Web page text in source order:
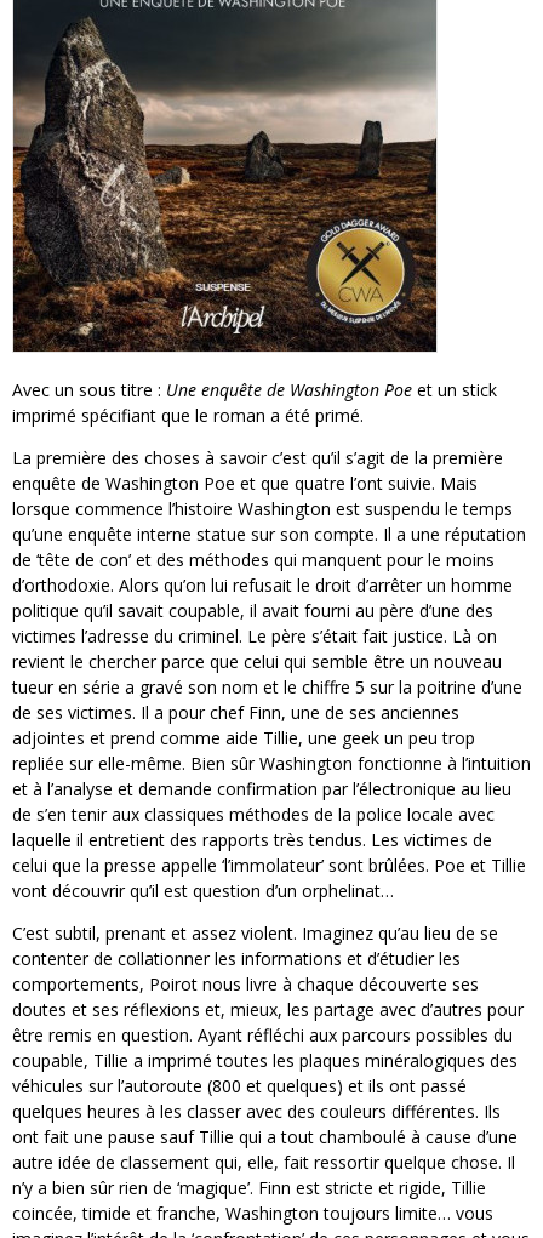
Avec un sous titre : Une enquête de Washington Poe et un stick
imprimé spécifiant que le roman a été primé.
La première des choses à savoir c’est qu’il s’agit de la première
enquête de Washington Poe et que quatre l’ont suivie. Mais
lorsque commence l’histoire Washington est suspendu le temps
qu’une enquête interne statue sur son compte. Il a une réputation
de ‘tête de con’ et des méthodes qui manquent pour le moins
d’orthodoxie. Alors qu’on lui refusait le droit d’arrêter un homme
politique qu’il savait coupable, il avait fourni au père d’une des
victimes l’adresse du criminel. Le père s’était fait justice. Là on
revient le chercher parce que celui qui semble être un nouveau
tueur en série a gravé son nom et le chiffre 5 sur la poitrine d’une
de ses victimes. Il a pour chef Finn, une de ses anciennes
adjointes et prend comme aide Tillie, une geek un peu trop
repliée sur elle-même. Bien sûr Washington fonctionne à l’intuition
et à l’analyse et demande confirmation par l’électronique au lieu
de s’en tenir aux classiques méthodes de la police locale avec
laquelle il entretient des rapports très tendus. Les victimes de
celui que la presse appelle ‘l’immolateur’ sont brûlées. Poe et Tillie
vont découvrir qu’il est question d’un orphelinat…
C’est subtil, prenant et assez violent. Imaginez qu’au lieu de se
contenter de collationner les informations et d’étudier les
comportements, Poirot nous livre à chaque découverte ses
doutes et ses réflexions et, mieux, les partage avec d’autres pour
être remis en question. Ayant réfléchi aux parcours possibles du
coupable, Tillie a imprimé toutes les plaques minéralogiques des
véhicules sur l’autoroute (800 et quelques) et ils ont passé
quelques heures à les classer avec des couleurs différentes. Ils
ont fait une pause sauf Tillie qui a tout chamboulé à cause d’une
autre idée de classement qui, elle, fait ressortir quelque chose. Il
n’y a bien sûr rien de ‘magique’. Finn est stricte et rigide, Tillie
coincée, timide et franche, Washington toujours limite… vous